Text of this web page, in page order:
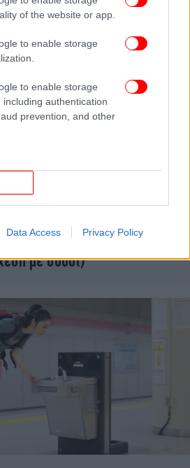
of the website or app.
to enable storage
to enable storage
including authentication
prevention, and other
Data Access Privacy Policy
και είναι τόσο
με σούσι)